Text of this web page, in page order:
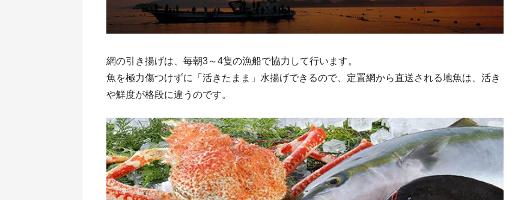
網の引き揚げは、毎朝3～4隻の漁船で協力して行います。
魚を極力傷つけずに「活きたまま」水揚げできるので、定置網から直送される地魚は、活き
や鮮度が格段に違うのです。